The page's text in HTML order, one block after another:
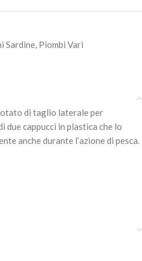
Sardine, Piombi Vari
di taglio laterale per
due cappucci in plastica che lo
anche durante l’azione di pesca.